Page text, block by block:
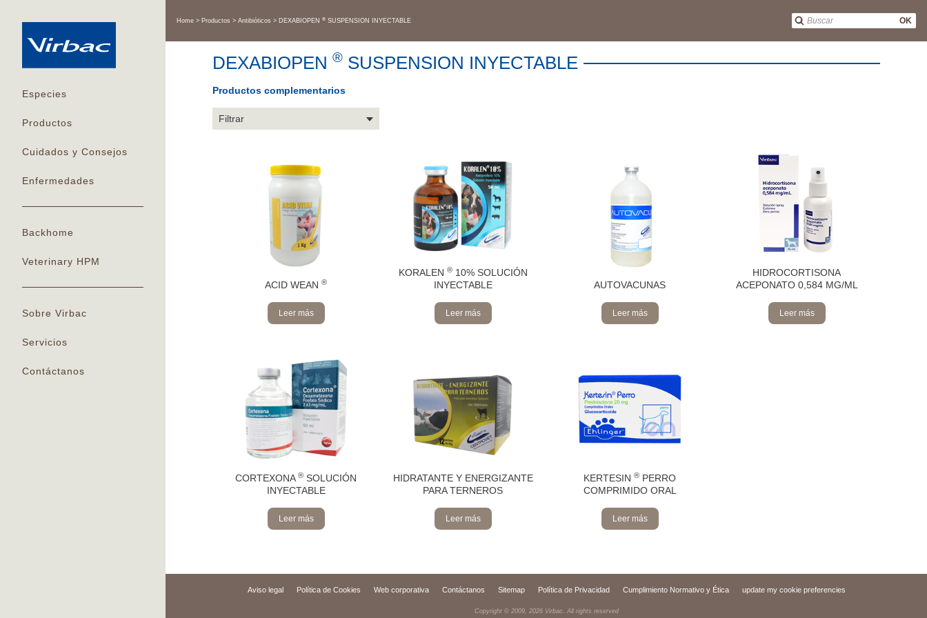
Especies
Productos
Cuidados y Consejos
Enfermedades
Backhome
Veterinary HPM
Sobre Virbac
Servicios
Contáctanos
OK
Home Productos Antibióticos DEXABIOPEN ® SUSPENSION INYECTABLE
DEXABIOPEN ® SUSPENSION INYECTABLE
Productos complementarios
Filtrar
ACID WEAN ®
Leer más
KORALEN ®10% SOLUCIÓN
INYECTABLE
Leer más
AUTOVACUNAS
Leer más
HIDROCORTISONA
ACEPONATO 0,584 MG/ML
Leer más
CORTEXONA ® SOLUCIÓN
INYECTABLE
Leer más
HIDRATANTE Y ENERGIZANTE
PARA TERNEROS
Leer más
KERTESIN ® PERRO
COMPRIMIDO ORAL
Leer más
Aviso legal Política de Cookies Web corporativa Contáctanos Sitemap Política de Privacidad Cumplimiento Normativo y Ética update my cookie preferencies
Copyright © 2009, 2026Virbac. All rights reserved